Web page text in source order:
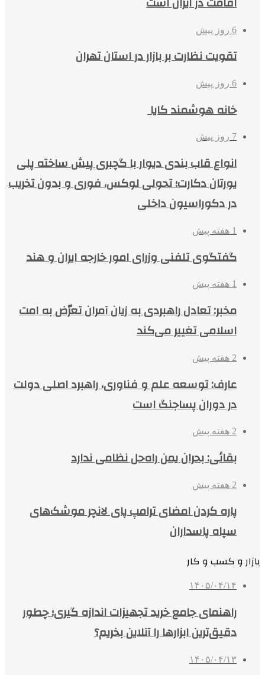
6 روز پیش
تقویت نظارت بر بازار در استان تهران
6 روز پیش
خانه هوشمند کایا
7 روز پیش
انواع قاب بندی دیوار با گچبری پیش ساخته پلی
یورتان دکارت؛ تحولی لوکس، فوری و بدون تخریب
در دکوراسیون داخلی
1 هفته پیش
گفتگوی تلفنی وزرای امور خارجه ایران و هند
1 هفته پیش
مخبر: تعادل راهبردی به زیان آمران تعرّض به امت
اسلامی تغییر می‌کند
2 هفته پیش
عارف: توسعه علم و فناوری، راهبرد اصلی دولت
در دوران پساجنگ است
2 هفته پیش
بقائی: بحران یمن راه‌حل نظامی ندارد
2 هفته پیش
پاره کردن امضای ترامپ پای لانچر موشک‌های
سپاه پاسداران
بازار و کسب و کار
۱۴۰۵/۰۴/۱۴
راهنمای جامع خرید تجهیزات اندازه گیری؛ چطور
دقیق‌ترین ابزارها را آنلاین بخریم؟
۱۴۰۵/۰۴/۱۳